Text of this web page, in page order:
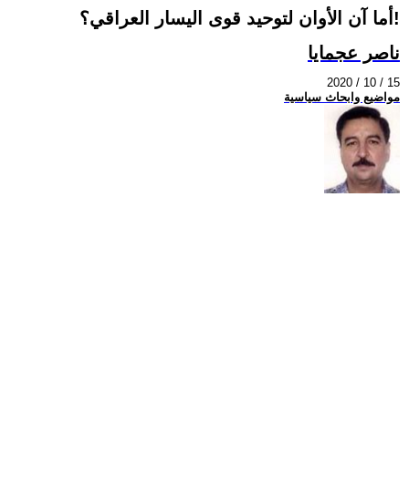
أما آن الأوان لتوحيد قوى اليسار العراقي؟!
ناصر عجمايا
2020 / 10 / 15
مواضيع وابحاث سياسية